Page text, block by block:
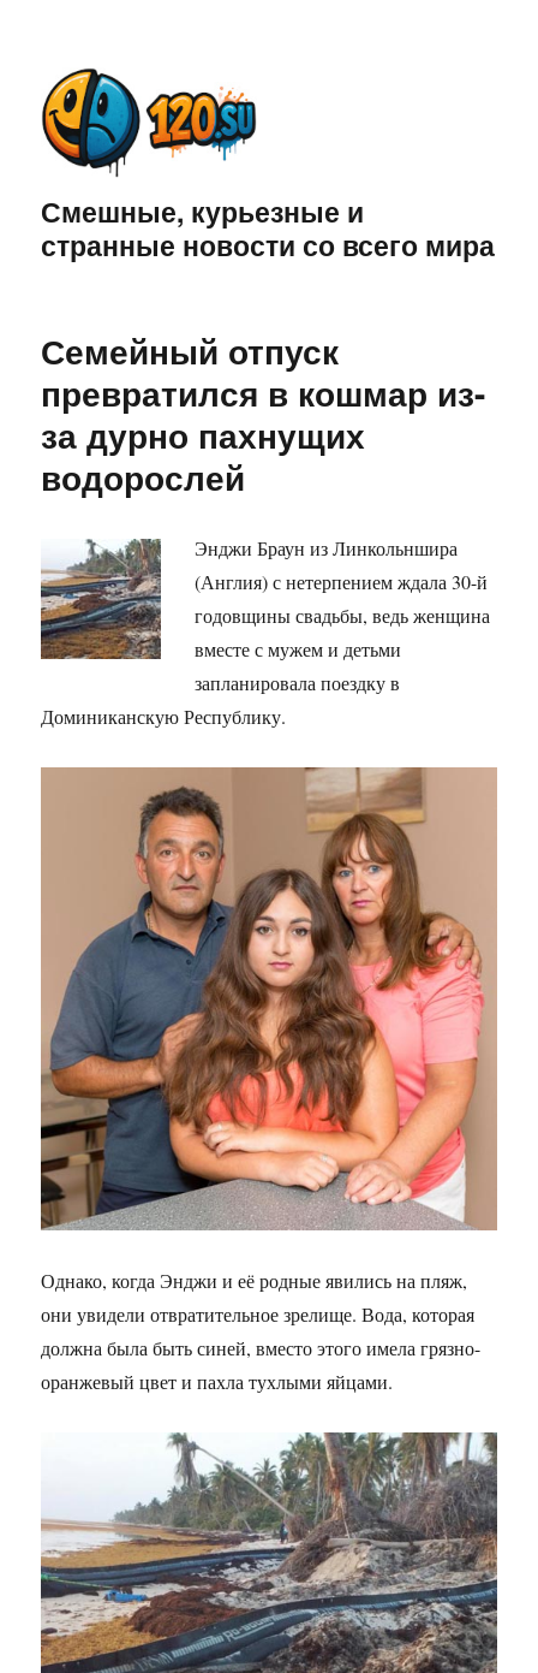
Смешные, курьезные и
странные новости со всего мира
Семейный отпуск
превратился в кошмар из-
за дурно пахнущих
водорослей
Энджи Браун из Линкольншира
(Англия) с нетерпением ждала 30-й
годовщины свадьбы, ведь женщина
вместе с мужем и детьми
запланировала поездку в
Доминиканскую Республику.
Однако, когда Энджи и её родные явились на пляж,
они увидели отвратительное зрелище. Вода, которая
должна была быть синей, вместо этого имела грязно-
оранжевый цвет и пахла тухлыми яйцами.